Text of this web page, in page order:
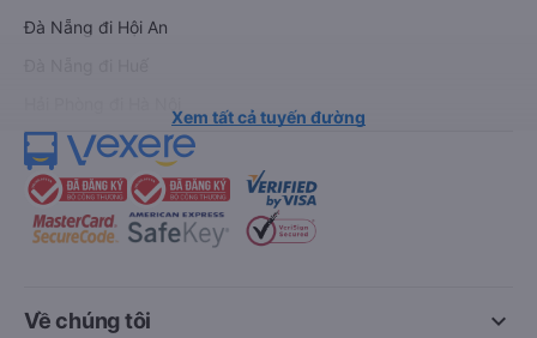
Đà Nẵng đi Hội An
Xem tất cả tuyến đường
keyboard_arrow_down
Về chúng tôi